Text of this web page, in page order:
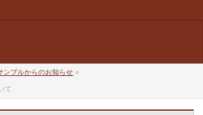
ンプルからのお知らせ »
て